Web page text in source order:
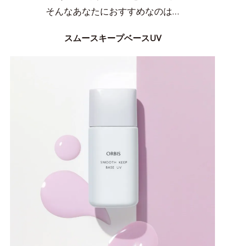
そんなあなたにおすすめなのは…
スムースキープベースUV